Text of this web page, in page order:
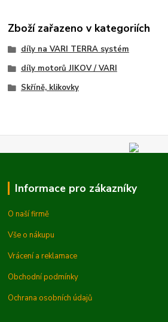
Zboží zařazeno v kategoriích
díly na VARI TERRA systém
díly motorů JIKOV / VARI
Skříně, klikovky
Informace pro zákazníky
O naší firmě
Vše o nákupu
Vrácení a reklamace
Obchodní podmínky
Ochrana osobních údajů